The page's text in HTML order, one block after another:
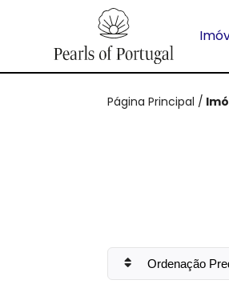
Página Principal /